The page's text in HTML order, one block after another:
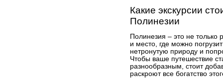
Какие экскурсии
Полинезии
Полинезия – это не
и место, где можно
нетронутую природу и
Чтобы ваше путешествие
разнообразным, стоит
раскроют все богатство